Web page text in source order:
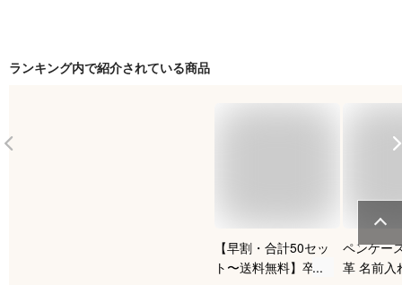
ランキング内で紹介されている商品
【早割・合計50セッ
ト〜送料無料】卒業
ペンケー
革 名前入